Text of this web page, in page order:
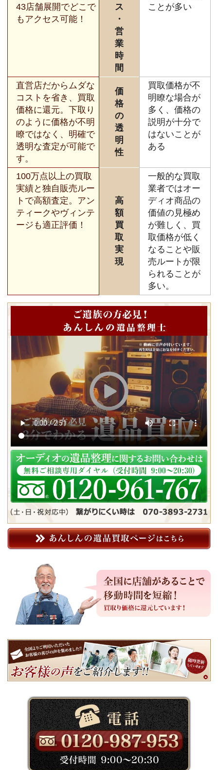
43店舗展開でどこで
もアクセス可能！
ス
・
営
業
時
間
ことが多い
直営店だからムダな
コストを省き、買取
価格に還元。下取り
のように価格が不明
瞭ではなく、明確で
透明な査定が可能で
す。
価
格
の
透
明
性
買取価格が不
明瞭な場合が
多く、価格の
説明が十分で
はないことが
ある
100万点以上の買取
実績と独自販売ルー
トで高額査定。アン
ティークやヴィンテ
ージも適正評価！
高
額
買
取
実
現
一般的な買取
業者ではオー
ディオ商品の
価値の見極め
が難しく、買
取価格が低く
なることや販
売ルートが限
られることが
多い。